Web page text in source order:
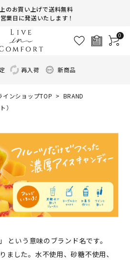
のお買い上げで送料無料
業日に発送いたします！
0
再入荷 新商品
インショップTOP
BRAND
）
という意味のブランド名です。
ました。水不使用、砂糖不使用、